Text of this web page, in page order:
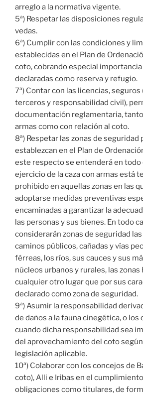
arreglo a la normativa vigente.
5ª) Respetar las disposiciones
vedas.
6ª) Cumplir con las condiciones y
establecidas en el Plan de
coto, cobrando especial importancia
declaradas como reserva y refugio.
7ª) Contar con las licencias, seguros
terceros y responsabilidad civil),
documentación reglamentaria,
armas como con relación al coto.
8ª) Respetar las zonas de seguridad
establezcan en el Plan de
este respecto se entenderá en todo
ejercicio de la caza con armas está
prohibido en aquellas zonas en las
adoptarse medidas preventivas
encaminadas a garantizar la
las personas y sus bienes. En todo
considerarán zonas de seguridad
caminos públicos, cañadas y vías
férreas, los ríos, sus cauces y sus
núcleos urbanos y rurales, las zonas
cualquier otro lugar que por sus
declarado como zona de seguridad.
9ª) Asumir la responsabilidad
de daños a la fauna cinegética, o los
cuando dicha responsabilidad sea
del aprovechamiento del coto
legislación aplicable.
10ª) Colaborar con los concejos de
coto), Alli e Iribas en el
obligaciones como titulares, de